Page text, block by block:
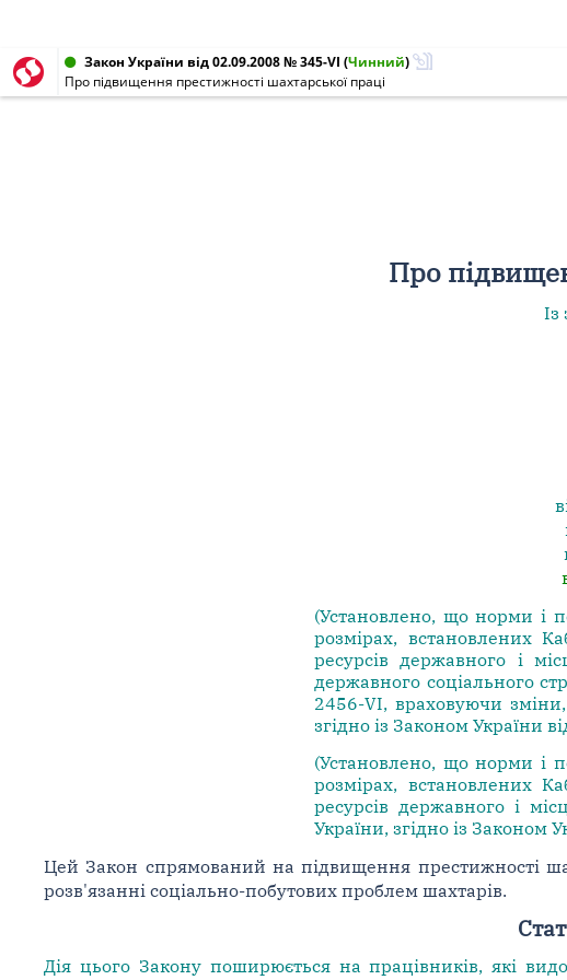
Закон України від 02.09.2008 № 345-VI (Чинний)
Про підвищення престижності шахтарської праці